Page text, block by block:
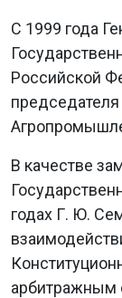
С 1999 года
Российской
В качестве
годах Г. Ю.
арбитражным